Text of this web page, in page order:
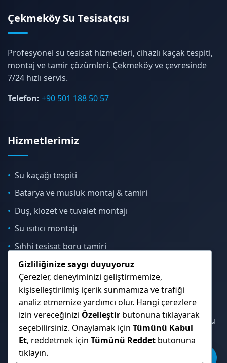
Çekmeköy Su Tesisatçısı
Profesyonel su tesisat hizmetleri, cihazlı kaçak tespiti,
montaj ve tamir çözümleri. Çekmeköy ve çevresinde
7/24 hızlı servis.
Telefon: +90 501 188 50 57
Hizmetlerimiz
Su kaçağı tespiti
Batarya ve musluk montaj & tamiri
Duş, klozet ve tuvalet montajı
Su ısıtıcı montajı
Sıhhi tesisat boru tamiri
İletişim & Konum
Çekmeköy, Sancaktepe, Ümraniye ve İstanbul Anadolu
Yakası genelinde hizmet veriyoruz.
Gizliliğinize saygı duyuyoruz
Çerezler, deneyiminizi geliştirmemize,
kişiselleştirilmiş içerik sunmamıza ve trafiği
analiz etmemize yardımcı olur. Hangi çerezlere
izin vereceğinizi Özelleştir butonuna tıklayarak
seçebilirsiniz. Onaylamak için Tümünü Kabul
Et, reddetmek için Tümünü Reddet butonuna
tıklayın.